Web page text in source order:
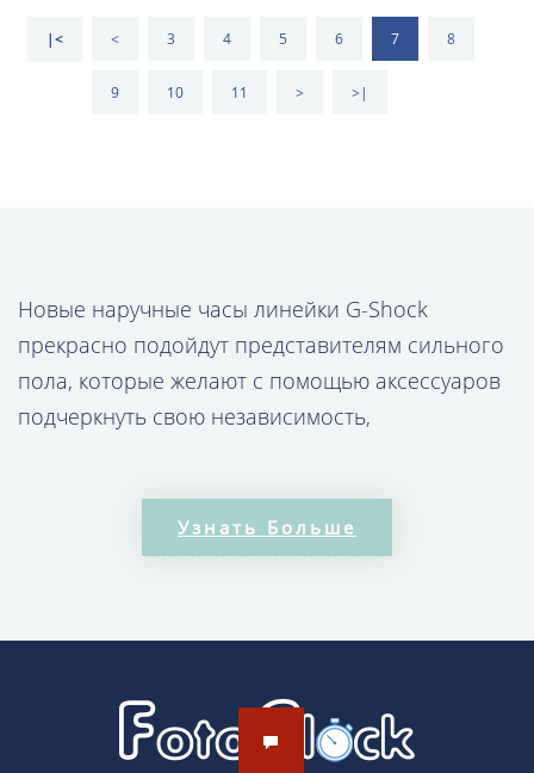
|< < 3 4 5 6 7 8
9 10 11 > >|
Новые наручные часы линейки G-Shock
прекрасно подойдут представителям сильного
пола, которые желают с помощью аксессуаров
подчеркнуть свою независимость,
использует сочетание пластика и алюминия
при оформлении корпуса. Применение
стрелок, кроме того имеется электронный
циферблат для большего удобства и
Узнать Больше